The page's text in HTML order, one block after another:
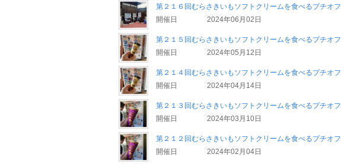
第２１６回むらさきいもソフトクリームを食べるプチオフ
開催日
2024年06月02日
第２１５回むらさきいもソフトクリームを食べるプチオフ
開催日
2024年05月12日
第２１４回むらさきいもソフトクリームを食べるプチオフ
開催日
2024年04月14日
第２１３回むらさきいもソフトクリームを食べるプチオフ
開催日
2024年03月10日
第２１２回むらさきいもソフトクリームを食べるプチオフ
開催日
2024年02月04日